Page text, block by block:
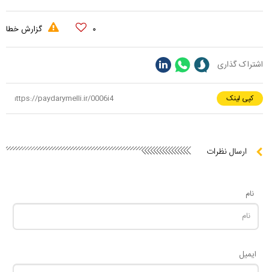
۰ گزارش خطا
اشتراک گذاری
کپی لینک
ارسال نظرات
نام
ایمیل